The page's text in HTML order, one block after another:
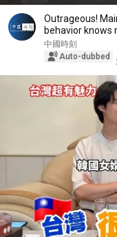
Outrageous!
behavior knows
中國時刻
Auto-dubbed